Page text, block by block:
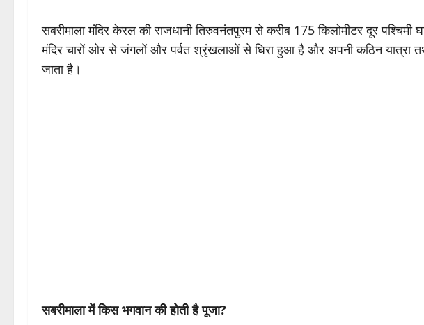
सबरीमाला मंदिर केरल की राजधानी तिरुवनंतपुरम से करीब 175 किलोमीटर दूर पश्चिमी
मंदिर चारों ओर से जंगलों और पर्वत श्रृंखलाओं से घिरा हुआ है और अपनी कठिन यात्रा
जाता है।
सबरीमाला में किस भगवान की होती है पूजा?